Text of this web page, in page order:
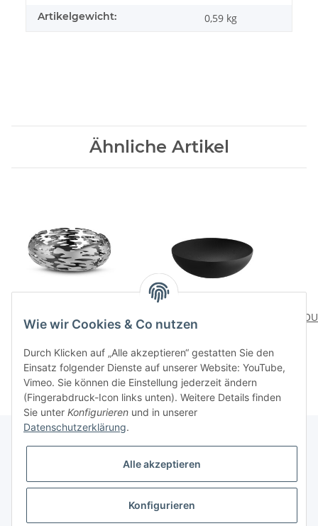
Artikelgewicht: 0,59 kg
Ähnliche Artikel
BARKNEST Schale
145,00 CHF*
110,00 CHF
Gesetzliche Informationen
Wie wir Cookies & Co nutzen
Durch Klicken auf „Alle akzeptieren“ gestatten Sie den
Einsatz folgender Dienste auf unserer Website: YouTube,
Vimeo. Sie können die Einstellung jederzeit ändern
(Fingerabdruck-Icon links unten). Weitere Details finden
Sie unter Konfigurieren und in unserer
Datenschutzerklärung.
Alle akzeptieren
Konfigurieren